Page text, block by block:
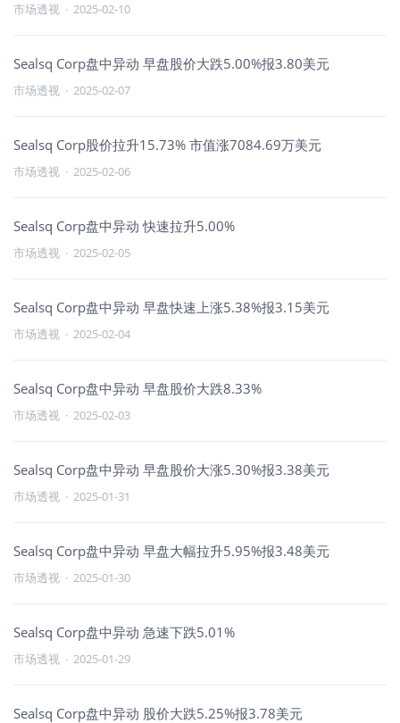
市场透视 · 2025-02-10
Sealsq Corp盘中异动 早盘股价大跌5.00%报3.80美元
市场透视 · 2025-02-07
Sealsq Corp股价拉升15.73% 市值涨7084.69万美元
市场透视 · 2025-02-06
Sealsq Corp盘中异动 快速拉升5.00%
市场透视 · 2025-02-05
Sealsq Corp盘中异动 早盘快速上涨5.38%报3.15美元
市场透视 · 2025-02-04
Sealsq Corp盘中异动 早盘股价大跌8.33%
市场透视 · 2025-02-03
Sealsq Corp盘中异动 早盘股价大涨5.30%报3.38美元
市场透视 · 2025-01-31
Sealsq Corp盘中异动 早盘大幅拉升5.95%报3.48美元
市场透视 · 2025-01-30
Sealsq Corp盘中异动 急速下跌5.01%
市场透视 · 2025-01-29
Sealsq Corp盘中异动 股价大跌5.25%报3.78美元